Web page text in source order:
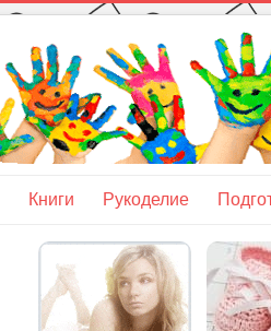
Книги Рукоделие